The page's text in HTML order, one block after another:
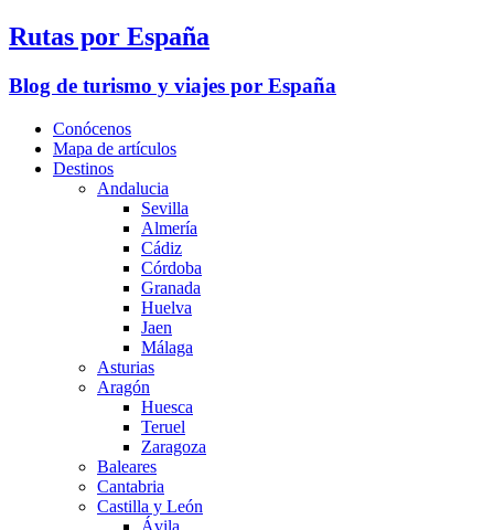
Rutas por España
Blog de turismo y viajes por España
Conócenos
Mapa de artículos
Destinos
Andalucia
Sevilla
Almería
Cádiz
Córdoba
Granada
Huelva
Jaen
Málaga
Asturias
Aragón
Huesca
Teruel
Zaragoza
Baleares
Cantabria
Castilla y León
Ávila